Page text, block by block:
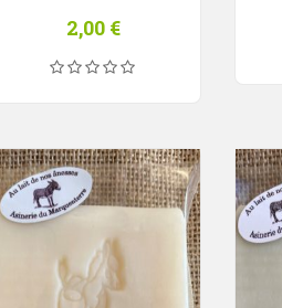
2,00 €